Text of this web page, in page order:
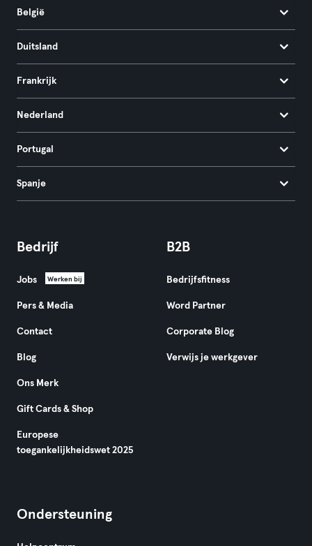
België
Duitsland
Frankrijk
Nederland
Portugal
Spanje
Bedrijf
Jobs Werken bij
Pers & Media
Contact
Blog
Ons Merk
Gift Cards & Shop
Europese
toegankelijkheidswet 2025
B2B
Bedrijfsfitness
Word Partner
Corporate Blog
Verwijs je werkgever
Ondersteuning